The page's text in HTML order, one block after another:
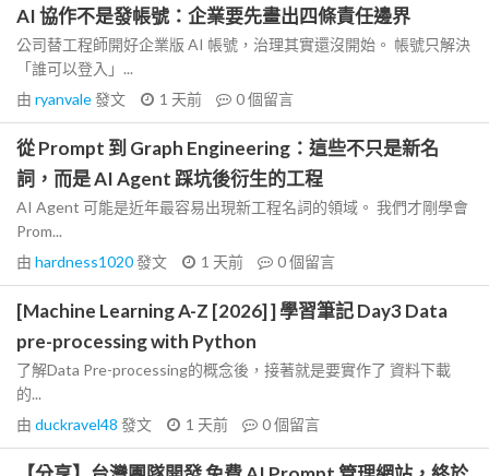
AI 協作不是發帳號：企業要先畫出四條責任邊界
公司替工程師開好企業版 AI 帳號，治理其實還沒開始。 帳號只解決
「誰可以登入」...
由 ryanvale發文 1 天前 0個留言
從 Prompt 到 Graph Engineering：這些不只是新名
詞，而是 AI Agent 踩坑後衍生的工程
AI Agent 可能是近年最容易出現新工程名詞的領域。 我們才剛學會
Prom...
由 hardness1020發文 1 天前 0個留言
[Machine Learning A-Z [2026] ] 學習筆記 Day3 Data
pre-processing with Python
了解Data Pre-processing的概念後，接著就是要實作了 資料下載
的...
由 duckravel48 發文 1 天前 0個留言